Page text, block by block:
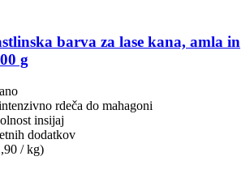
barva za lase kana, amla in
g
rdeča do mahagoni
insijaj
dodatkov
/ kg)